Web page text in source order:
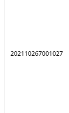
202110267001027